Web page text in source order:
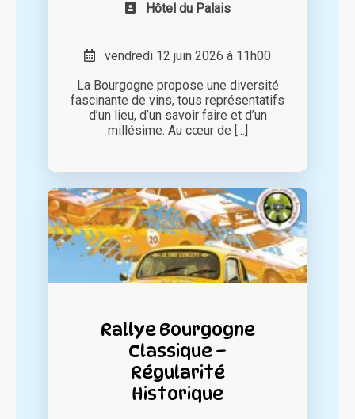
Hôtel du Palais
vendredi 12 juin 2026 à 11h00
La Bourgogne propose une diversité
fascinante de vins, tous représentatifs
d’un lieu, d’un savoir faire et d’un
millésime. Au cœur de [...]
Rallye Bourgogne
Classique –
Régularité
Historique